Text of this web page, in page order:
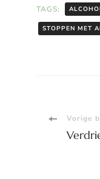
TAGS:
STOPPEN MET
Vorige